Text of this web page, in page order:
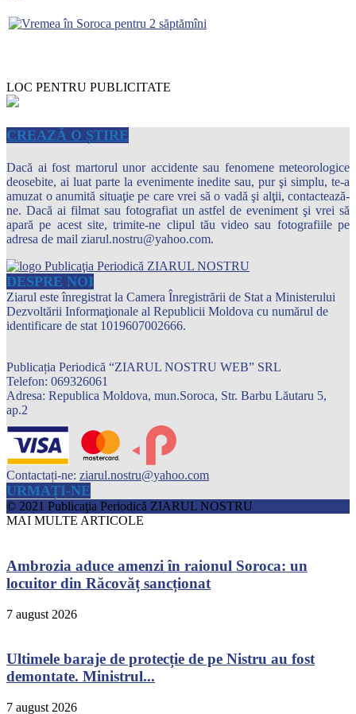
LOC PENTRU PUBLICITATE
CREAZĂ O ȘTIRE
Dacă ai fost martorul unor accidente sau fenomene meteorologice
deosebite, ai luat parte la evenimente inedite sau, pur şi simplu, te-a
amuzat o anumită situaţie pe care vrei să o vadă şi alţii, contactează-
ne. Dacă ai filmat sau fotografiat un astfel de eveniment şi vrei să
apară pe acest site, trimite-ne clipul tău video sau fotografiile pe
adresa de mail ziarul.nostru@yahoo.com.
DESPRE NOI
Ziarul este înregistrat la Camera Înregistrării de Stat a Ministerului
Dezvoltării Informaţionale al Republicii Moldova cu numărul de
identificare de stat 1019607002666.
Publicația Periodică “ZIARUL NOSTRU WEB” SRL
Telefon: 069326061
Adresa: Republica Moldova, mun.Soroca, Str. Barbu Lăutaru 5,
ap.2
Contactați-ne: ziarul.nostru@yahoo.com
URMAȚI-NE
© 2021 Publicaţia Periodică ZIARUL NOSTRU
MAI MULTE ARTICOLE
Ambrozia aduce amenzi în raionul Soroca: un
locuitor din Răcovăț sancționat
7 august 2026
Ultimele baraje de protecție de pe Nistru au fost
demontate. Ministrul...
7 august 2026